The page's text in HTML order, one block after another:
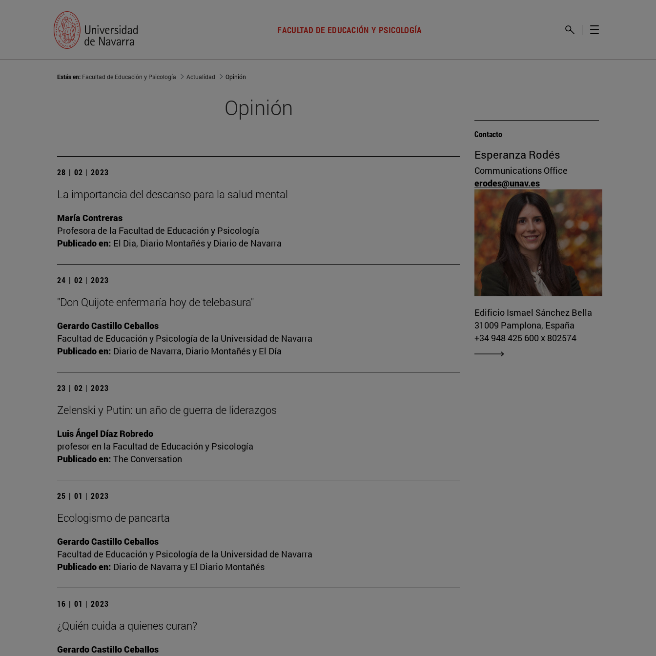
FACULTAD DE EDUCACIÓN Y PSICOLOGÍA
Estás en: Facultad de Educación y Psicología Actualidad Opinión
Opinión
28 | 02 | 2023
La importancia del descanso para la salud mental
María Contreras
Profesora de la Facultad de Educación y Psicología
Publicado en: El Dia, Diario Montañés y Diario de Navarra
24 | 02 | 2023
"Don Quijote enfermaría hoy de telebasura"
Gerardo Castillo Ceballos
Facultad de Educación y Psicología de la Universidad de Navarra
Publicado en: Diario de Navarra, Diario Montañés y El Día
23 | 02 | 2023
Zelenski y Putin: un año de guerra de liderazgos
Luis Ángel Díaz Robredo
profesor en la Facultad de Educación y Psicología
Publicado en: The Conversation
25 | 01 | 2023
Ecologismo de pancarta
Gerardo Castillo Ceballos
Facultad de Educación y Psicología de la Universidad de Navarra
Publicado en: Diario de Navarra y El Diario Montañés
16 | 01 | 2023
¿Quién cuida a quienes curan?
Gerardo Castillo Ceballos
Contacto
Esperanza Rodés
Communications Office
erodes@unav.es
Edificio Ismael Sánchez Bella
31009 Pamplona, España
+34 948 425 600 x 802574